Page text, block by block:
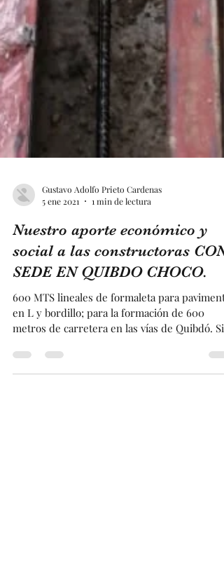
Gustavo Adolfo Prieto Cardenas
5 ene 2021
Nuestro aporte económico y
social a las constructoras CON
SEDE EN QUIBDO CHOCO.
en L y bordillo; para la formación de 600
metros de carretera en las vías de Quibdó.